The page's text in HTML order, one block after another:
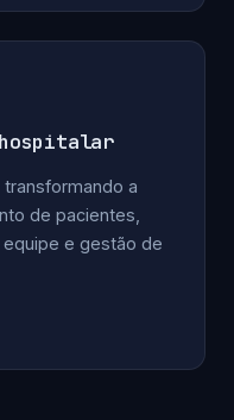
a
de pacientes,
e gestão de